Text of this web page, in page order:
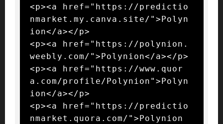
<p><a href="https://predictio
nmarket.my.canva.site/">Polyn
ion</a></p>
<p><a href="https://polynion.
weebly.com/">Polynion</a></p>
<p><a href="https://www.quor
a.com/profile/Polynion">Polyn
ion</a></p>
<p><a href="https://predictio
nmarket.quora.com/">Polynion